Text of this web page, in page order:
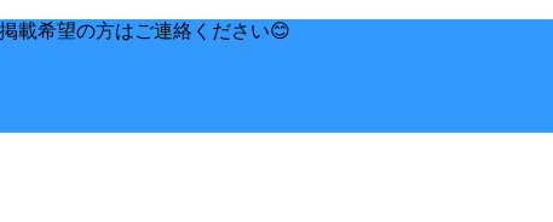
載希望の方はご連絡ください😊